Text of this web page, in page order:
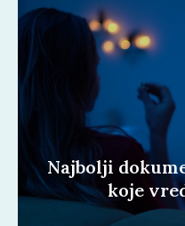
Najbolji
koje